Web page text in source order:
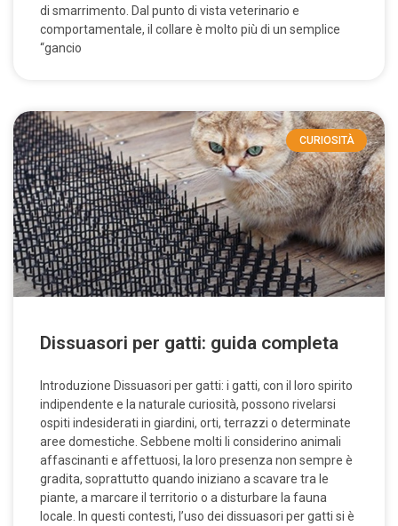
di smarrimento. Dal punto di vista veterinario e
comportamentale, il collare è molto più di un semplice
“gancio
CURIOSITÀ
Dissuasori per gatti: guida completa
Introduzione Dissuasori per gatti: i gatti, con il loro spirito
indipendente e la naturale curiosità, possono rivelarsi
ospiti indesiderati in giardini, orti, terrazzi o determinate
aree domestiche. Sebbene molti li considerino animali
affascinanti e affettuosi, la loro presenza non sempre è
gradita, soprattutto quando iniziano a scavare tra le
piante, a marcare il territorio o a disturbare la fauna
locale. In questi contesti, l’uso dei dissuasori per gatti si è